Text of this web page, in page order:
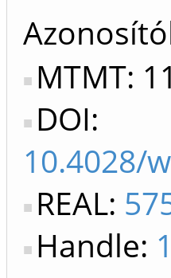
MTMT:
DOI:
10.4028/
REAL:
Handle: